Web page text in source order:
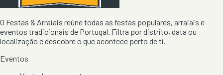
O Festas & Arraiais reúne todas as festas populares, arraiais e
eventos tradicionais de Portugal. Filtra por distrito, data ou
localização e descobre o que acontece perto de ti.
Eventos